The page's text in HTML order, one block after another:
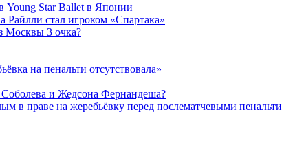
Young Star Ballet в Японии
стал игроком «Спартака»
Москвы 3 очка?
на пенальти отсутствовала»
Соболева и Жедсона Фернандеша?
в праве на жеребьёвку перед послематчевыми пенальти